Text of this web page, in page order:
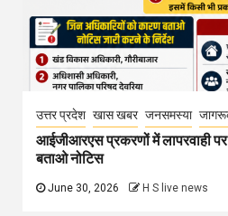
उत्तर प्रदेश खास खबर जनसमस्या
आईजीआरएस प्रकरणों में लापरवाही
बताओ नोटिस
June 30, 2026 H S live news